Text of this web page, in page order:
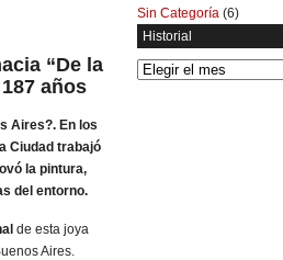
“De la
años
Aires?. En los
Ciudad trabajó
la pintura,
del entorno.
de esta joya
Aires.
Sin Categoría (6)
Historial
Historial